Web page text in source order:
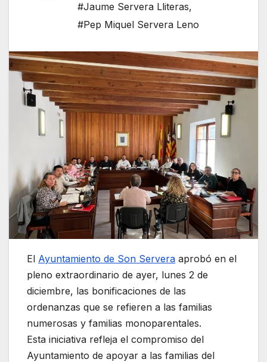
#Jaume Servera Lliteras,
#Pep Miquel Servera Leno
El Ayuntamiento de Son Servera aprobó en el
pleno extraordinario de ayer, lunes 2 de
diciembre, las bonificaciones de las
ordenanzas que se refieren a las familias
numerosas y familias monoparentales.
Esta iniciativa refleja el compromiso del
Ayuntamiento de apoyar a las familias del